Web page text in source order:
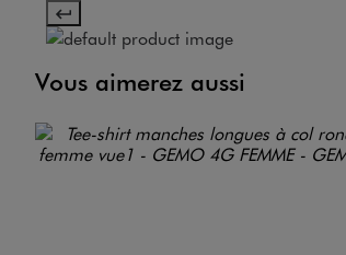
Vous aimerez aussi